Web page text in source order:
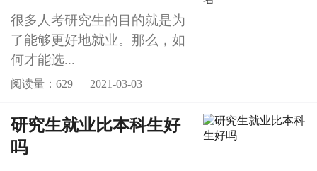
很多人考研究生的目的就是为
了能够更好地就业。那么，如
何才能选...
阅读量：629 2021-03-03
研究生就业比本科生好
吗